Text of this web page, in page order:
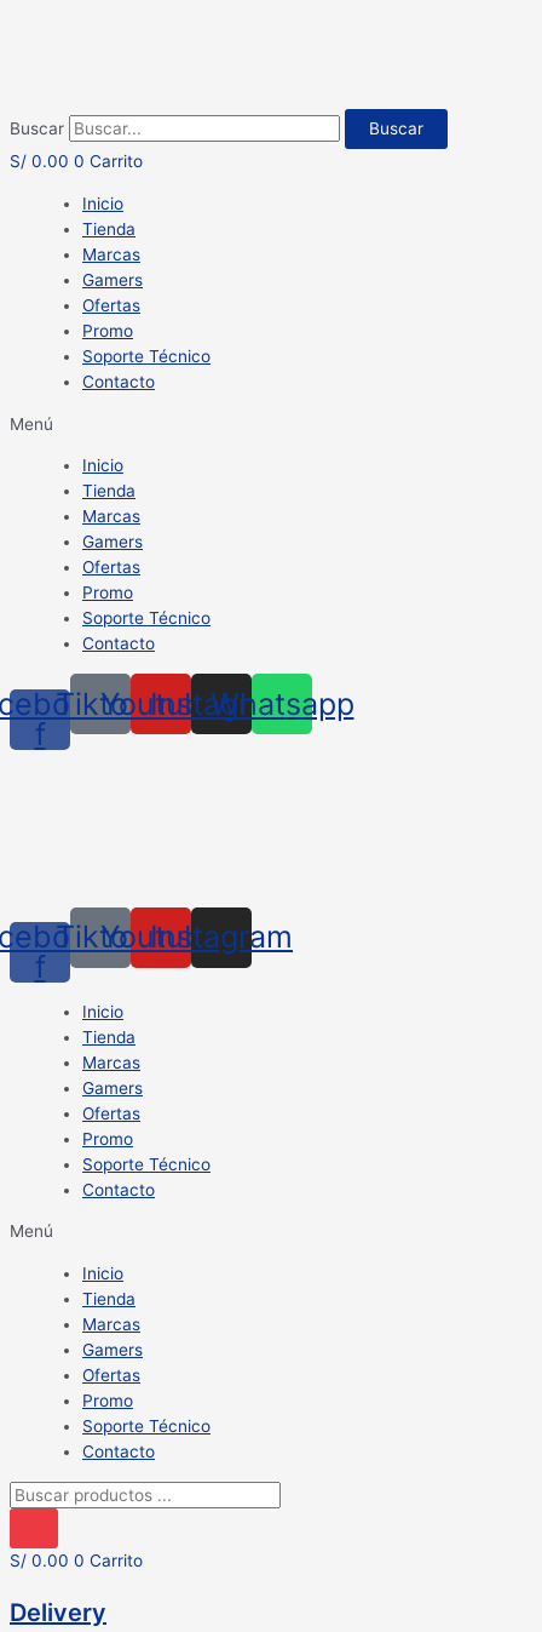
Buscar
Buscar
S/ 0.00 0 Carrito
Inicio
Tienda
Marcas
Gamers
Ofertas
Promo
Soporte Técnico
Contacto
Menú
Inicio
Tienda
Marcas
Gamers
Ofertas
Promo
Soporte Técnico
Contacto
f
TiktokYoutube
Instagram
Whatsapp
f
TiktokYoutube
Instagram
Inicio
Tienda
Marcas
Gamers
Ofertas
Promo
Soporte Técnico
Contacto
Menú
Inicio
Tienda
Marcas
Gamers
Ofertas
Promo
Soporte Técnico
Contacto
Búsqueda
productos
S/ 0.00 0 Carrito
Delivery